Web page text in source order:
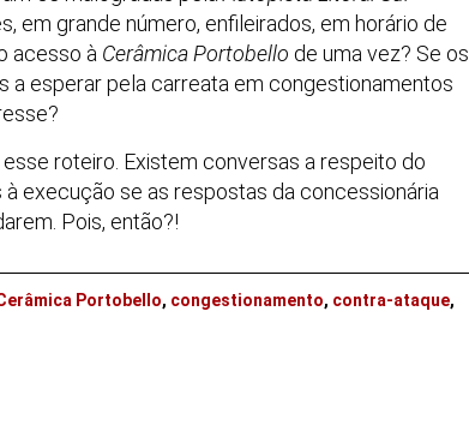
em grande número, enfileirados, em horário de
acesso à Cerâmica Portobello de uma vez? Se os
a esperar pela carreata em congestionamentos
roteiro. Existem conversas a respeito do
execução se as respostas da concessionária
Pois, então?!
Portobello, congestionamento, contra-ataque,